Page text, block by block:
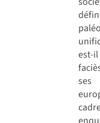
est-